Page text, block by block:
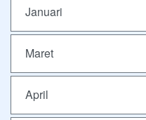
Januari
Maret
April